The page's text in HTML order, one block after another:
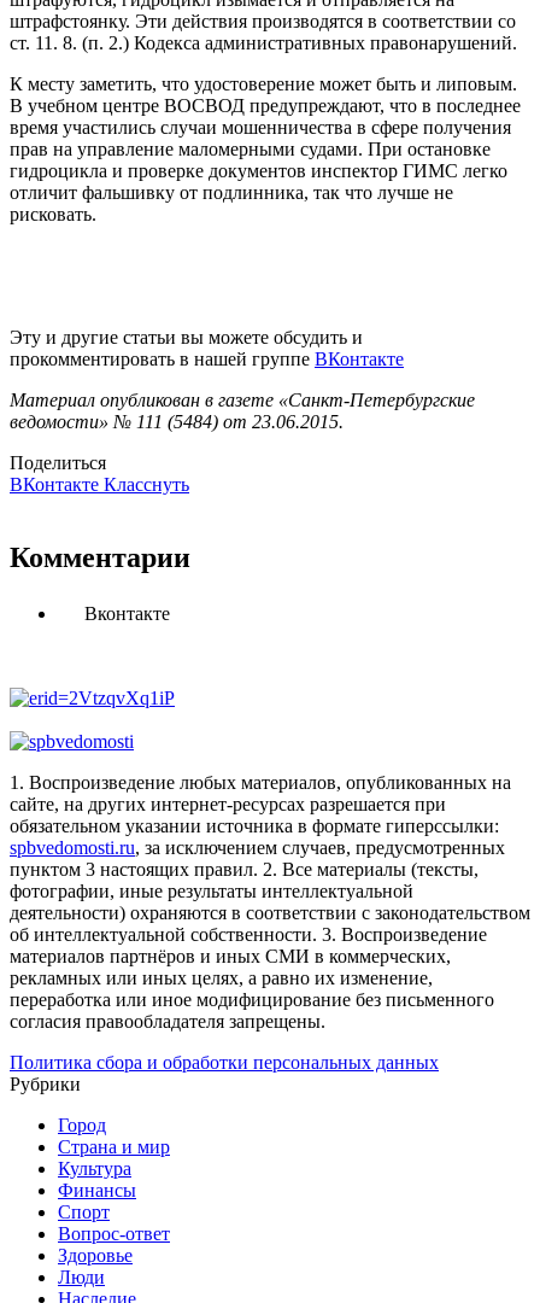
штрафстоянку. Эти действия производятся в соответствии со
ст. 11. 8. (п. 2.) Кодекса административных правонарушений.
К месту заметить, что удостоверение может быть и липовым.
В учебном центре ВОСВОД предупреждают, что в последнее
время участились случаи мошенничества в сфере получения
прав на управление маломерными судами. При остановке
гидроцикла и проверке документов инспектор ГИМС легко
отличит фальшивку от подлинника, так что лучше не
рисковать.
Эту и другие статьи вы можете обсудить и
прокомментировать в нашей группе ВКонтакте
Материал опубликован в газете «Санкт-Петербургские
ведомости» № 111 (5484) от 23.06.2015.
Поделиться
ВКонтакте Класснуть
Комментарии
Вконтакте
1. Воспроизведение любых материалов, опубликованных на
сайте, на других интернет-ресурсах разрешается при
обязательном указании источника в формате гиперссылки:
spbvedomosti.ru, за исключением случаев, предусмотренных
пунктом 3 настоящих правил. 2. Все материалы (тексты,
фотографии, иные результаты интеллектуальной
деятельности) охраняются в соответствии с законодательством
об интеллектуальной собственности. 3. Воспроизведение
материалов партнёров и иных СМИ в коммерческих,
рекламных или иных целях, а равно их изменение,
переработка или иное модифицирование без письменного
согласия правообладателя запрещены.
Политика сбора и обработки персональных данных
Рубрики
Город
Страна и мир
Культура
Финансы
Спорт
Вопрос-ответ
Здоровье
Люди